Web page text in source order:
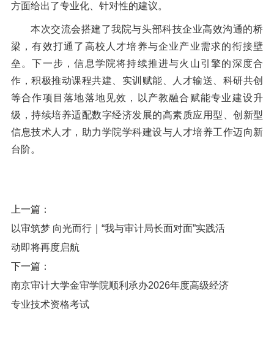
方面给出了专业化、针对性的建议。
本次交流会搭建了我院与头部科技企业高效沟通的桥
梁，有效打通了高校人才培养与企业产业需求的衔接壁
垒。下一步，信息学院将持续推进与火山引擎的深度合
作，积极推动课程共建、实训赋能、人才输送、科研共创
等合作项目落地落地见效，以产教融合赋能专业建设升
级，持续培养适配数字经济发展的高素质应用型、创新型
信息技术人才，助力学院学科建设与人才培养工作迈向新
台阶。
上一篇：
以审筑梦 向光而行｜“我与审计局长面对面”实践活
动即将再度启航
下一篇：
南京审计大学金审学院顺利承办2026年度高级经济
专业技术资格考试